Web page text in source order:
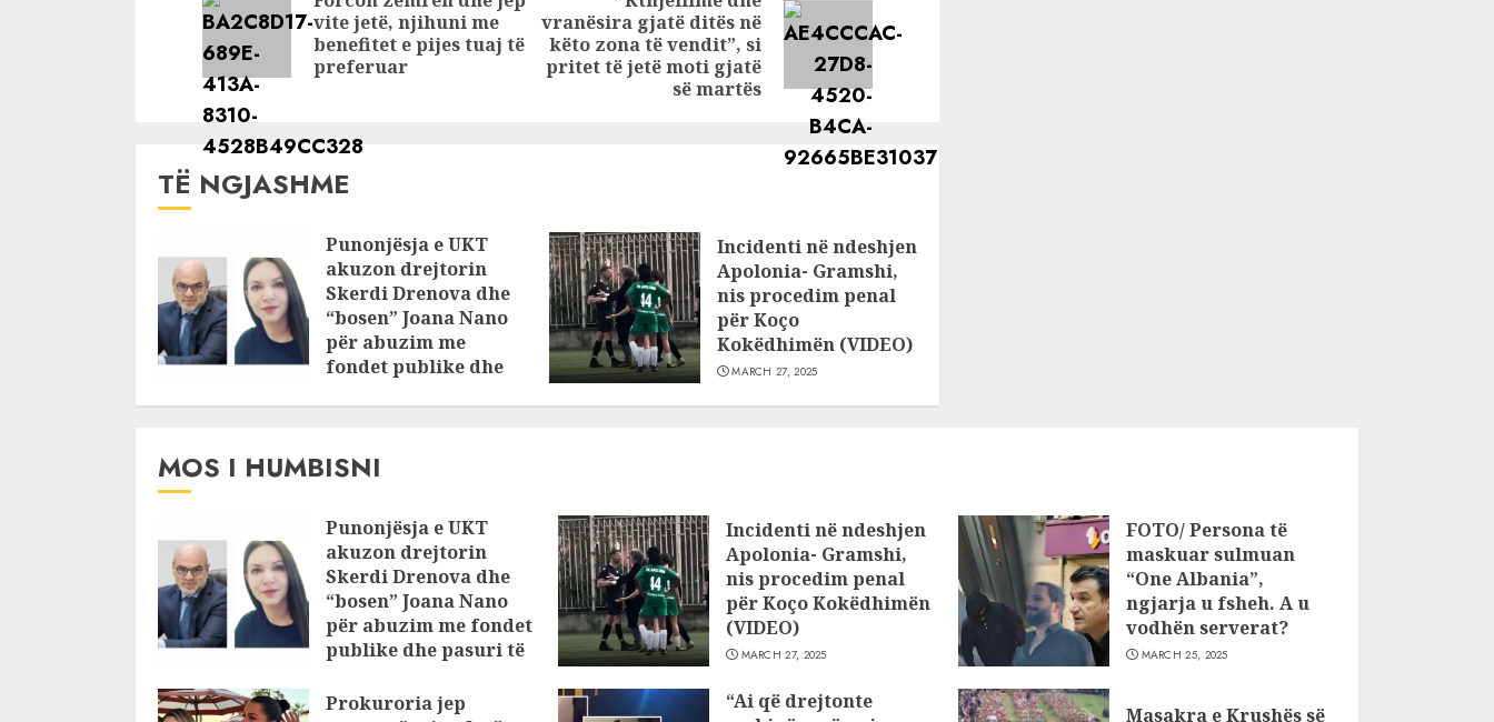
Previous
post:
vite jetë, njihuni me
benefitet e pijes tuaj të
preferuar
Next
post:
vranësira gjatë ditës në
këto zona të vendit”, si
pritet të jetë moti gjatë
së martës
TË NGJASHME
Punonjësja e UKT
akuzon drejtorin
Skerdi Drenova dhe
“bosen” Joana Nano
për abuzim me
fondet publike dhe
Incidenti në ndeshjen
Apolonia- Gramshi,
nis procedim penal
për Koço
Kokëdhimën (VIDEO)
MARCH 27, 2025
MOS I HUMBISNI
Punonjësja e UKT
akuzon drejtorin
Skerdi Drenova dhe
“bosen” Joana Nano
për abuzim me fondet
publike dhe pasuri të
JULY 24, 2025
Incidenti në ndeshjen
Apolonia- Gramshi,
nis procedim penal
për Koço Kokëdhimën
(VIDEO)
MARCH 27, 2025
FOTO/ Persona të
maskuar sulmuan
“One Albania”,
ngjarja u fsheh. A u
vodhën serverat?
MARCH 25, 2025
Prokuroria jep
“Ai që drejtonte
Masakra e Krushës së